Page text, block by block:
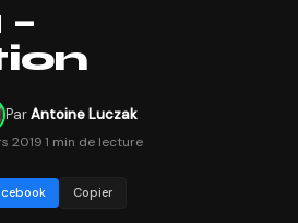
ParAntoine Luczak
20191 min de lecture
Copier